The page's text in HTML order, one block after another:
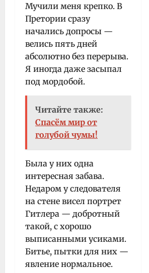
Мучили меня крепко. В
Претории сразу
начались допросы —
велись пять дней
абсолютно без перерыва.
Я иногда даже засыпал
под мордобой.
Читайте также:
Спасём мир от
голубой чумы!
Была у них одна
интересная забава.
Недаром у следователя
на стене висел портрет
Гитлера — добротный
такой, с хорошо
выписанными усиками.
Битье, пытки для них —
явление нормальное.